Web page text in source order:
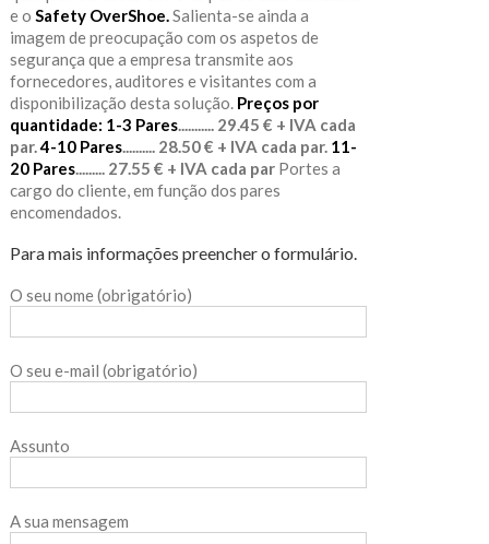
e o Safety OverShoe. Salienta-se ainda a
imagem de preocupação com os aspetos de
segurança que a empresa transmite aos
fornecedores, auditores e visitantes com a
disponibilização desta solução. Preços por
quantidade: 1-3 Pares........... 29.45 € + IVA cada
par. 4-10 Pares.......... 28.50 € + IVA cada par. 11-
20 Pares......... 27.55 € + IVA cada parPortes a
cargo do cliente, em função dos pares
encomendados.
Para mais informações preencher o formulário.
O seu nome (obrigatório)
O seu e-mail (obrigatório)
Assunto
A sua mensagem